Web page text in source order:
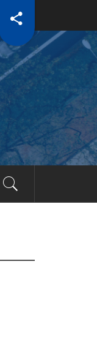
des équipements